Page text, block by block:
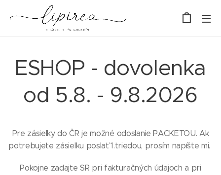
ESHOP - dovolenka
od 5.8. - 9.8.2026
Pre zásielky do ČR je možné odoslanie PACKETOU. Ak
potrebujete zásielku poslať 1.triedou, prosím napíšte mi.
Pokojne zadajte SR pri fakturačných údajoch a pri